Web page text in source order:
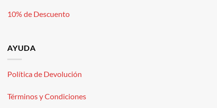
10% de Descuento
AYUDA
Política de Devolución
Términos y Condiciones